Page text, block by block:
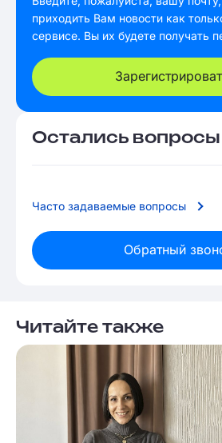
приходить Вам новости как
сервисе. Вы их будете получать
Остались вопросы
Часто задаваемые вопросы
Обратный
Читайте также